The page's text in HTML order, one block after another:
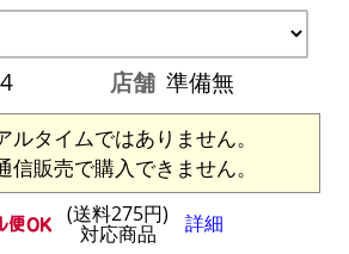
4 店舗 準備無
ルタイムではありません。
信販売で購入できません。
(送料275円)
対応商品 詳細